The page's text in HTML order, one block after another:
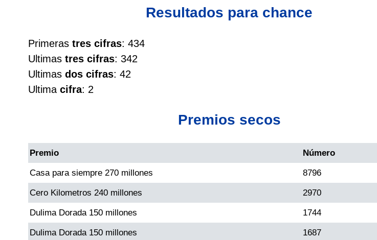
Astro Luna
Caribeña Noche
Chontico Día
Resultados para chance
Primeras tres cifras: 434
Ultimas tres cifras: 342
Ultimas dos cifras: 42
Ultima cifra: 2
Premios secos
Premio Número
Casa para siempre 270 millones 8796
Cero Kilometros 240 millones 2970
Dulima Dorada 150 millones 1744
Dulima Dorada 150 millones 1687